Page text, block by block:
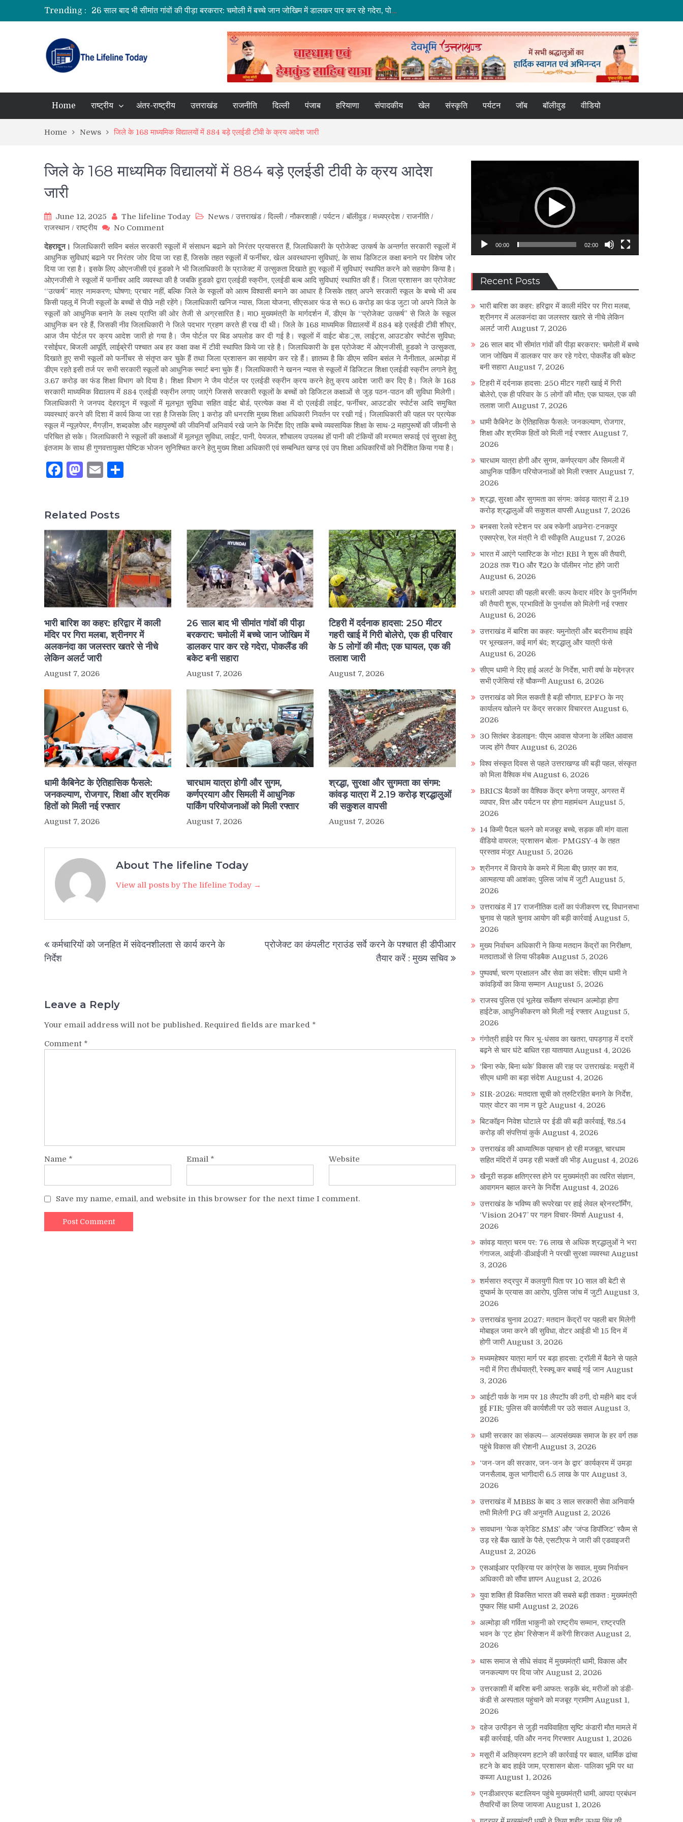
Trending :
26 साल बाद भी सीमांत गांवों की पीड़ा बरकरार: चमोली में बच्चे जान जोखिम में डालकर पार कर रहे गदेरा, पोकलैंड की बकेट बनी सहारा
टिहरी में दर्दनाक हादसा: 250 मीटर गहरी खाई में गिरी बोलेरो, एक ही परिवार के 5 लोगों की मौत; एक घायल, एक की तलाश जारी
धामी कैबिनेट के ऐतिहासिक फैसले: जनकल्याण, रोजगार, शिक्षा और श्रमिक हितों को मिली नई रफ्तार
चारधाम यात्रा होगी और सुगम, कर्णप्रयाग और सिमली में आधुनिक पार्किंग परियोजनाओं को मिली रफ्तार
भारी बारिश का कहर: हरिद्वार में काली मंदिर पर गिरा मलबा, श्रीनगर में अलकनंदा का जलस्तर खतरे से नीचे लेकिन अलर्ट जारी
Home राष्ट्रीय अंतर-राष्ट्रीय उत्तराखंड राजनीति दिल्ली पंजाब हरियाणा संपादकीय खेल संस्कृति पर्यटन जॉब बॉलीवुड वीडियो
Home News जिले के 168 माध्यमिक विद्यालयों में 884 बड़े एलईडी टीवी के क्रय आदेश जारी
जिले के 168 माध्यमिक विद्यालयों में 884 बड़े एलईडी टीवी के क्रय आदेश
जारी
June 12, 2025 The lifeline Today News /उत्तराखंड/दिल्ली/नौकरशाही/पर्यटन /बॉलीवुड/मध्यप्रदेश /राजनीति/
राजस्थान /राष्ट्रीय No Commenton
के
168
माध्यमिक
विद्यालयों
में
884
बड़े
एलईडी
टीवी
के
क्रय
आदेश
जारी
देहरादून। जिलाधिकारी सविन बसंल सरकारी स्कूलों में संसाधन बढाने को निरंतर प्रयासरत हैं, जिलाधिकारी के प्रोजेक्ट उत्कर्ष के अन्तर्गत सरकारी स्कूलों में
आधुनिक सुविधाएं बढाने पर निरंतर जोर दिया जा रहा हैं, जिसके तहत स्कूलों में फर्नीचर, खेल अवस्थापना सुविधाएं, के साथ डिजिटल कक्षा बनाने पर विशेष जोर
दिया जा रहा है। इसके लिए ओएनजीसी एवं हुडको ने भी जिलाधिकारी के प्राजेक्ट में उत्सुकता दिखाते हुए स्कूलों में सुविधाएं स्थापित करने को सहयोग किया है।
ओएनजीसी ने स्कूलों में फर्नीचर आदि व्यवस्था की है जबकि हुडको द्वारा एलईडी स्क्रीन, एलईडी बल्ब आदि सुविधाएं स्थापित की हैं। जिला प्रशासन का प्रोजेक्ट
‘‘उत्कर्ष’’ मात्र नामकरण; घोषणा; प्रचार नहीं, बल्कि जिले के स्कूलों को आत्म विश्वासी बनाने का आधार है जिसके तहत् अपने सरकारी स्कूल के बच्चे भी अब
किसी पहलू में निजी स्कूलों के बच्चों से पीछे नही रहेंगे। जिलाधिकारी खनिज न्यास, जिला योजना, सीएसआर फंड से रू0 6 करोड़ का फंड जुटा जो अपने जिले के
स्कूलों को आधुनिक बनाने के लक्ष्य प्राप्ति की ओर तेजी से अग्रसारित है। मा0 मुख्यमंत्री के मार्गदर्शन में, डीएम के ‘‘प्रोजेक्ट उत्कर्ष’’ से जिले के स्कूल
आधुनिक बन रहे हैं, जिसकी नीव जिलाधिकारी ने जिले पदभार ग्रहण करते ही रख दी थी। जिले के 168 माध्यमिक विद्यालयों में 884 बड़े एलईडी टीवी शीघ्र,
आज जैम पोर्टल पर क्रय आदेश जारी हो गया है। जैम पोर्टल पर बिड अपलोड कर दी गई है। स्कूलों में वाईट बोडर््स, लाईट्स, आउटडोर स्पोर्टस सुविधा;
रसोईघर, बिजली आपूर्ति, लाईब्रेरी पश्चात अब हर कक्षा कक्ष में टीवी स्थापित किये जा रहे है। जिलाधिकारी के इस प्रोजेक्ट में ओएनजीसी, हुडको ने उत्सुकता,
दिखाते हुए सभी स्कूलों को फर्नीचर से संतृप्त कर चुके हैं तथा जिला प्रशासन का सहयोग कर रहे हैं। ज्ञातब्य है कि डीएम सविन बसंल ने नैनीताल, अल्मोड़ा में
डीएम रहते इसी तर्ज पर सभी सरकारी स्कूलों को आधुनिक स्मार्ट बना चुके हैं। जिलाधिकारी ने खनन न्यास से स्कूलों में डिजिटल शिक्षा एलईडी स्क्रीन लगाने हेतु
3.67 करोड़ का फंड शिक्षा विभाग को दिया है। शिक्षा विभाग ने जैम पोर्टल पर एलईडी स्क्रीन क्रय करने हेतु क्रय आदेश जारी कर दिए है। जिले के 168
सरकारी माध्यमिक विद्यालय में 884 एलईडी स्क्रीन लगाए जाएंगे जिससे सरकारी स्कूलों के बच्चों को डिजिटल कक्षाओं से जुड़ पठन-पाठन की सुविधा मिलेगी।
जिलाधिकारी ने जनपद देहरादून में स्कूलों में मूलभूत सुविधा सहित वाईट बोर्ड, प्रत्येक कक्ष में दो एलईडी लाईट, फर्नीचर, आउटडोर स्पोर्टस आदि समुचित
व्यवस्थाएं करने की दिशा में कार्य किया जा रहा है जिसके लिए 1 करोड़ की धनराशि मुख्य शिक्षा अधिकारी निवर्तन पर रखी गई। जिलाधिकारी की पहल पर प्रत्येक
स्कूल में न्यूज़पेपर, मैगज़ीन, शब्दकोश और महापुरुषों की जीवनियाँ अनिवार्य रखे जाने के निर्देश दिए ताकि बच्चे व्यवसायिक शिक्षा के साथ-2 महापुरूषों की जीवनी से
परिचित हो सके। जिलाधिकारी ने स्कूलों की कक्षाओं में मूलभूत सुविधा, लाईट, पानी, पेयजल, शौचालय उपलब्ध हों पानी की टंकियों की मरम्मत सफाई एवं सुरक्षा हेतु
इंतजाम के साथ ही गुणवत्तायुक्त पोष्टिक भोजन सुनिश्चित करने हेतु मुख्य शिक्षा अधिकारी एवं सम्बन्धित खण्ड एवं उप शिक्षा अधिकारियों को निर्देशित किया गया है।
Facebook
Mastodon
Email
Related Posts
भारी बारिश का कहर: हरिद्वार में काली
मंदिर पर गिरा मलबा, श्रीनगर में
अलकनंदा का जलस्तर खतरे से नीचे
लेकिन अलर्ट जारी
August 7, 2026
26 साल बाद भी सीमांत गांवों की पीड़ा
बरकरार: चमोली में बच्चे जान जोखिम में
डालकर पार कर रहे गदेरा, पोकलैंड की
बकेट बनी सहारा
August 7, 2026
टिहरी में दर्दनाक हादसा: 250 मीटर
गहरी खाई में गिरी बोलेरो, एक ही परिवार
के 5 लोगों की मौत; एक घायल, एक की
तलाश जारी
August 7, 2026
धामी कैबिनेट के ऐतिहासिक फैसले:
जनकल्याण, रोजगार, शिक्षा और श्रमिक
हितों को मिली नई रफ्तार
August 7, 2026
चारधाम यात्रा होगी और सुगम,
कर्णप्रयाग और सिमली में आधुनिक
पार्किंग परियोजनाओं को मिली रफ्तार
August 7, 2026
श्रद्धा, सुरक्षा और सुगमता का संगम:
कांवड़ यात्रा में 2.19 करोड़ श्रद्धालुओं
की सकुशल वापसी
August 7, 2026
About The lifeline Today
View all posts by The lifeline Today →
Post
navigation
कर्मचारियों को जनहित में संवेदनशीलता से कार्य करने के
निर्देश
प्रोजेक्ट का कंपलीट ग्राउंड सर्वे करने के पश्चात ही डीपीआर
तैयार करें : मुख्य सचिव
Leave a Reply
Your email address will not be published. Required fields are marked *
Comment *
Name * Email * Website
Save my name, email, and website in this browser for the next time I comment.
00:00 02:00
Recent Posts
भारी बारिश का कहर: हरिद्वार में काली मंदिर पर गिरा मलबा,
श्रीनगर में अलकनंदा का जलस्तर खतरे से नीचे लेकिन
अलर्ट जारी August 7, 2026
26 साल बाद भी सीमांत गांवों की पीड़ा बरकरार: चमोली में बच्चे
जान जोखिम में डालकर पार कर रहे गदेरा, पोकलैंड की बकेट
बनी सहारा August 7, 2026
टिहरी में दर्दनाक हादसा: 250 मीटर गहरी खाई में गिरी
बोलेरो, एक ही परिवार के 5 लोगों की मौत; एक घायल, एक की
तलाश जारी August 7, 2026
धामी कैबिनेट के ऐतिहासिक फैसले: जनकल्याण, रोजगार,
शिक्षा और श्रमिक हितों को मिली नई रफ्तार August 7,
2026
चारधाम यात्रा होगी और सुगम, कर्णप्रयाग और सिमली में
आधुनिक पार्किंग परियोजनाओं को मिली रफ्तार August 7,
2026
श्रद्धा, सुरक्षा और सुगमता का संगम: कांवड़ यात्रा में 2.19
करोड़ श्रद्धालुओं की सकुशल वापसी August 7, 2026
बनबसा रेलवे स्टेशन पर अब रुकेगी अछनेरा-टनकपुर
एक्सप्रेस, रेल मंत्री ने दी स्वीकृति August 7, 2026
भारत में आएंगे प्लास्टिक के नोट! RBI ने शुरू की तैयारी,
2028 तक ₹10 और ₹20 के पॉलीमर नोट होंगे जारी
August 6, 2026
धराली आपदा की पहली बरसी: कल्प केदार मंदिर के पुनर्निर्माण
की तैयारी शुरू, प्रभावितों के पुनर्वास को मिलेगी नई रफ्तार
August 6, 2026
उत्तराखंड में बारिश का कहर: यमुनोत्री और बदरीनाथ हाईवे
पर भूस्खलन, कई मार्ग बंद; श्रद्धालु और यात्री फंसे
August 6, 2026
सीएम धामी ने दिए हाई अलर्ट के निर्देश, भारी वर्षा के मद्देनज़र
सभी एजेंसियां रहें चौकन्नी August 6, 2026
उत्तराखंड को मिल सकती है बड़ी सौगात, EPFO के नए
कार्यालय खोलने पर केंद्र सरकार विचाररत August 6,
2026
30 सितंबर डेडलाइन: पीएम आवास योजना के लंबित आवास
जल्द होंगे तैयार August 6, 2026
विश्व संस्कृत दिवस से पहले उत्तराखण्ड की बड़ी पहल, संस्कृत
को मिला वैश्विक मंच August 6, 2026
BRICS बैठकों का वैश्विक केंद्र बनेगा जयपुर, अगस्त में
व्यापार, वित्त और पर्यटन पर होगा महामंथन August 5,
2026
14 किमी पैदल चलने को मजबूर बच्चे, सड़क की मांग वाला
वीडियो वायरल; प्रशासन बोला- PMGSY-4 के तहत
प्रस्ताव मंजूर August 5, 2026
श्रीनगर में किराये के कमरे में मिला बीए छात्र का शव,
आत्महत्या की आशंका; पुलिस जांच में जुटी August 5,
2026
उत्तराखंड में 17 राजनीतिक दलों का पंजीकरण रद्द, विधानसभा
चुनाव से पहले चुनाव आयोग की बड़ी कार्रवाई August 5,
2026
मुख्य निर्वाचन अधिकारी ने किया मतदान केंद्रों का निरीक्षण,
मतदाताओं से लिया फीडबैक August 5, 2026
पुष्पवर्षा, चरण प्रक्षालन और सेवा का संदेश: सीएम धामी ने
कांवड़ियों का किया सम्मान August 5, 2026
राजस्व पुलिस एवं भूलेख सर्वेक्षण संस्थान अल्मोड़ा होगा
हाईटेक, आधुनिकीकरण को मिली नई रफ्तार August 5,
2026
गंगोत्री हाईवे पर फिर भू-धंसाव का खतरा, पापड़गाड़ में दरारें
बढ़ने से चार घंटे बाधित रहा यातायात August 4, 2026
‘बिना रुके, बिना थके’ विकास की राह पर उत्तराखंड: मसूरी में
सीएम धामी का बड़ा संदेश August 4, 2026
SIR-2026: मतदाता सूची को त्रुटिरहित बनाने के निर्देश,
पात्र वोटर का नाम न छूटे August 4, 2026
बिटकॉइन निवेश घोटाले पर ईडी की बड़ी कार्रवाई, ₹8.54
करोड़ की संपत्तियां कुर्क August 4, 2026
उत्तराखंड की आध्यात्मिक पहचान हो रही मजबूत, चारधाम
सहित मंदिरों में उमड़ रही भक्तों की भीड़ August 4, 2026
खैनूरी सड़क क्षतिग्रस्त होने पर मुख्यमंत्री का त्वरित संज्ञान,
आवागमन बहाल करने के निर्देश August 4, 2026
उत्तराखंड के भविष्य की रूपरेखा पर हाई लेवल ब्रेनस्टॉर्मिंग,
‘Vision 2047’ पर गहन विचार-विमर्श August 4,
2026
कांवड़ यात्रा चरम पर: 76 लाख से अधिक श्रद्धालुओं ने भरा
गंगाजल, आईजी-डीआईजी ने परखी सुरक्षा व्यवस्था August
3, 2026
शर्मसार! रुद्रपुर में कलयुगी पिता पर 10 साल की बेटी से
दुष्कर्म के प्रयास का आरोप, पुलिस जांच में जुटी August 3,
2026
उत्तराखंड चुनाव 2027: मतदान केंद्रों पर पहली बार मिलेगी
मोबाइल जमा करने की सुविधा, वोटर आईडी भी 15 दिन में
होगी जारी August 3, 2026
मध्यमहेश्वर यात्रा मार्ग पर बड़ा हादसा: ट्रॉली में बैठने से पहले
नदी में गिरा तीर्थयात्री, रेस्क्यू कर बचाई गई जान August
3, 2026
आईटी पार्क के नाम पर 18 लैपटॉप की ठगी, दो महीने बाद दर्ज
हुई FIR; पुलिस की कार्यशैली पर उठे सवाल August 3,
2026
धामी सरकार का संकल्प— अल्पसंख्यक समाज के हर वर्ग तक
पहुंचे विकास की रोशनी August 3, 2026
‘जन-जन की सरकार, जन-जन के द्वार’ कार्यक्रम में उमड़ा
जनसैलाब, कुल भागीदारी 6.5 लाख के पार August 3,
2026
उत्तराखंड में MBBS के बाद 3 साल सरकारी सेवा अनिवार्य!
तभी मिलेगी PG की अनुमति August 2, 2026
सावधान! ‘फेक क्रेडिट SMS’ और ‘जंप्ड डिपॉजिट’ स्कैम से
उड़ रहे बैंक खातों के पैसे, एसटीएफ ने जारी की एडवाइजरी
August 2, 2026
एसआईआर प्रक्रिया पर कांग्रेस के सवाल, मुख्य निर्वाचन
अधिकारी को सौंपा ज्ञापन August 2, 2026
युवा शक्ति ही विकसित भारत की सबसे बड़ी ताकत : मुख्यमंत्री
पुष्कर सिंह धामी August 2, 2026
अल्मोड़ा की गर्विता भाकुनी को राष्ट्रीय सम्मान, राष्ट्रपति
भवन के ‘एट होम’ रिसेप्शन में करेंगी शिरकत August 2,
2026
थारू समाज से सीधे संवाद में मुख्यमंत्री धामी, विकास और
जनकल्याण पर दिया जोर August 2, 2026
उत्तरकाशी में बारिश बनी आफत: सड़कें बंद, मरीजों को डंडी-
कंडी से अस्पताल पहुंचाने को मजबूर ग्रामीण August 1,
2026
दहेज उत्पीड़न से जुड़ी नवविवाहिता सृष्टि कंडारी मौत मामले में
बड़ी कार्रवाई, पति और ननद गिरफ्तार August 1, 2026
मसूरी में अतिक्रमण हटाने की कार्रवाई पर बवाल, धार्मिक ढांचा
हटने के बाद हाईवे जाम, प्रशासन बोला- पालिका भूमि पर था
कब्जा August 1, 2026
एनडीआरएफ बटालियन पहुंचे मुख्यमंत्री धामी, आपदा प्रबंधन
तैयारियों का लिया जायजा August 1, 2026